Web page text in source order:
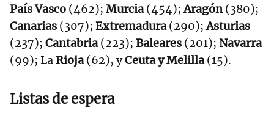
País Vasco (462); Murcia(454);Aragón(380);
Canarias (307); Extremadura(290);Asturias
(237); Cantabria(223); Baleares (201); Navarra
(99); LaRioja(62), yCeuta y Melilla(15).
Listas de espera